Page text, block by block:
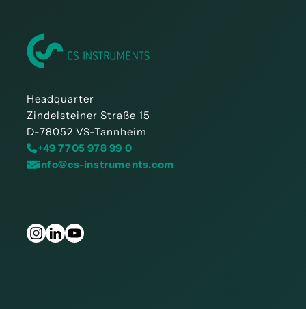
Headquarter
Zindelsteiner Straße 15
D-78052 VS-Tannheim
+49 7705 978 99 0
info@cs-instruments.com